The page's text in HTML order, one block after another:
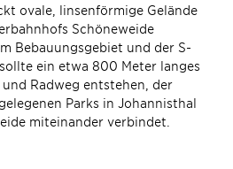
ovale, linsenförmige Gelände
Schöneweide
Bebauungsgebiet und der S-
ein etwa 800 Meter langes
Radweg entstehen, der
Parks in Johannisthal
miteinander verbindet.